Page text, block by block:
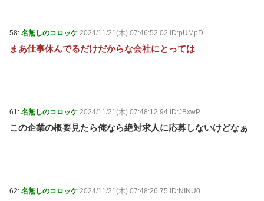
58: 名無しのコロッケ 2024/11/21(木) 07:46:52.02 ID:pUMpD
まあ仕事休んでるだけだからな会社にとっては
61: 名無しのコロッケ 2024/11/21(木) 07:48:12.94 ID:JBxwP
この企業の概要見たら俺なら絶対求人に応募しないけどなぁ
62: 名無しのコロッケ 2024/11/21(木) 07:48:26.75 ID:NINU0